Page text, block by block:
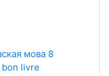
мова 8
bon livre